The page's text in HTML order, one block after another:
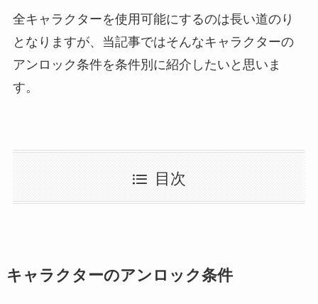
全キャラクターを使用可能にするのは長い道のり
となりますが、当記事ではそんなキャラクターの
アンロック条件を条件別に紹介したいと思いま
す。
目次
キャラクターのアンロック条件